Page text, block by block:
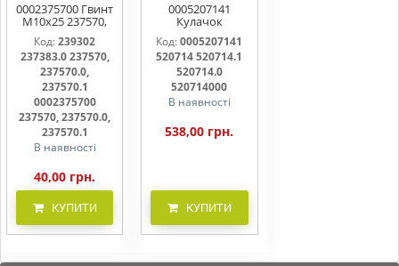
0002375700 Гвинт
M10x25 237570,
237570.0,
237570.1
Код:239302
237383.0 237570,
237570.0,
237570.1
0002375700
237570, 237570.0,
237570.1
В наявності
40,00 грн.
КУПИТИ
0005207141
Кулачок
ножовий,
прижим коси
520714, 520714.0
Код: 0005207141
520714 520714.1
520714.0
520714000
В наявності
538,00 грн.
КУПИТИ